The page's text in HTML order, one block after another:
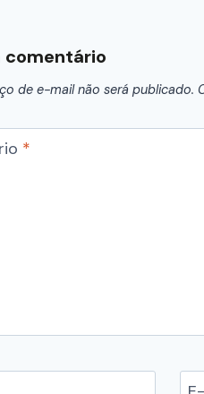
comentário
de e-mail não será publicado.
*